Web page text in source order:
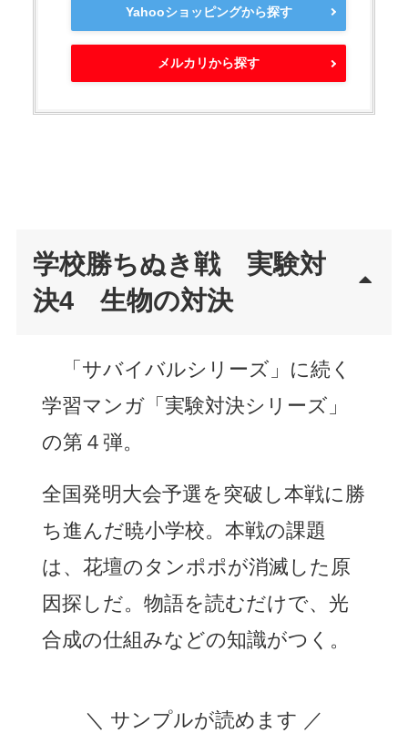
Yahooショッピングから探す
メルカリから探す
学校勝ちぬき戦 実験対
決4 生物の対決
「サバイバルシリーズ」に続く
学習マンガ「実験対決シリーズ」
の第４弾。
全国発明大会予選を突破し本戦に勝
ち進んだ暁小学校。本戦の課題
は、花壇のタンポポが消滅した原
因探しだ。物語を読むだけで、光
合成の仕組みなどの知識がつく。
＼ サンプルが読めます ／